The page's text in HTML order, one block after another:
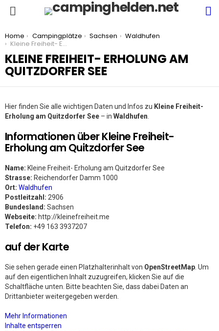
You are here:
Home Campingplätze Sachsen
Waldhufen
Kleine Freiheit- Erholung am Quitzdorfer See
KLEINE FREIHEIT- ERHOLUNG AM
QUITZDORFER SEE
Hier finden Sie alle wichtigen Daten und Infos zu Kleine Freiheit-
Erholung am Quitzdorfer See – in Waldhufen
Informationen über Kleine Freiheit-
Erholung am Quitzdorfer See
Name: Kleine Freiheit- Erholung am Quitzdorfer See
Strasse: Reichendorfer Damm 1000
Ort: Waldhufen
Postleitzahl: 2906
Bundesland: Sachsen
Webseite: http://kleinefreiheit.me
Telefon: +49 163 3937207
auf der Karte
Sie sehen gerade einen Platzhalterinhalt von OpenStreetMap . Um
auf den eigentlichen Inhalt zuzugreifen, klicken Sie auf die
Schaltfläche unten. Bitte beachten Sie, dass dabei Daten an
Drittanbieter weitergegeben werden.
Mehr Informationen
Inhalte entsperren